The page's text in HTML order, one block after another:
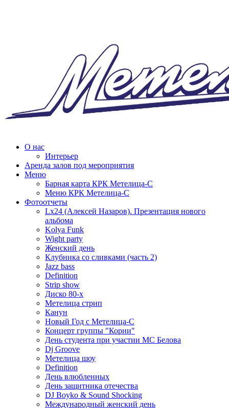
О нас
Интерьер
Аренда залов под мероприятия
Меню
Барная карта КРК Метелица-С
Меню КРК Метелица-С
Фотоотчеты
Lx24 (Алексей Назаров). Презентация нового
альбома
Kolya Funk
Wight party
Женский день
Клубника со сливками (часть 2)
Jazz bass
Definition
Strip show
Диско 80-х
Метелица стрип
Канун
Новый Год с Метелица-С
Концерт группы "Корни"
День студента при участии МС Белова
Dj Groove
Метелица шоу
Definition
День влюбленных
День защитника отечества
DJ Boyko & Sound Shocking
Международный женский день